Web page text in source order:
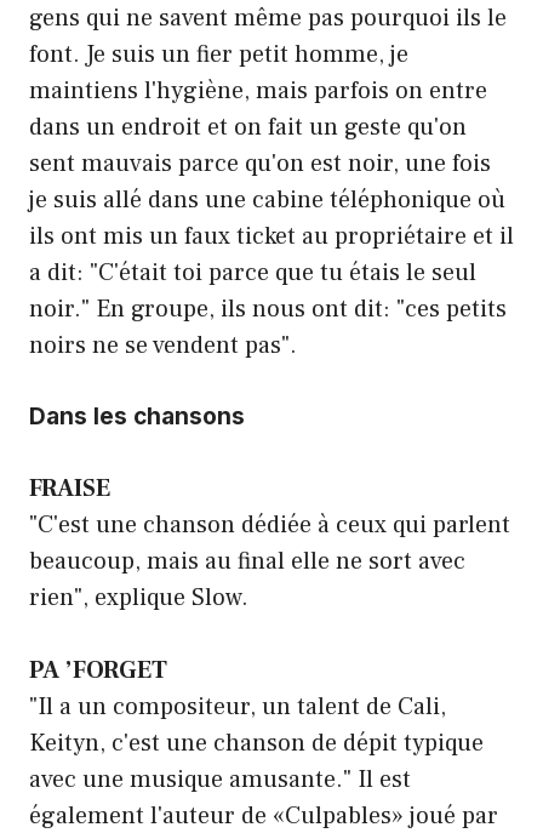
gens qui ne savent même pas pourquoi ils le
font. Je suis un fier petit homme, je
maintiens l'hygiène, mais parfois on entre
dans un endroit et on fait un geste qu'on
sent mauvais parce qu'on est noir, une fois
je suis allé dans une cabine téléphonique où
ils ont mis un faux ticket au propriétaire et il
a dit: "C'était toi parce que tu étais le seul
noir." En groupe, ils nous ont dit: "ces petits
noirs ne se vendent pas".
Dans les chansons
FRAISE
"C'est une chanson dédiée à ceux qui parlent
beaucoup, mais au final elle ne sort avec
rien", explique Slow.
PA ’FORGET
"Il a un compositeur, un talent de Cali,
Keityn, c'est une chanson de dépit typique
avec une musique amusante." Il est
également l'auteur de «Culpables» joué par